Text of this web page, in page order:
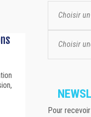
Choisir
Choisir
Pour